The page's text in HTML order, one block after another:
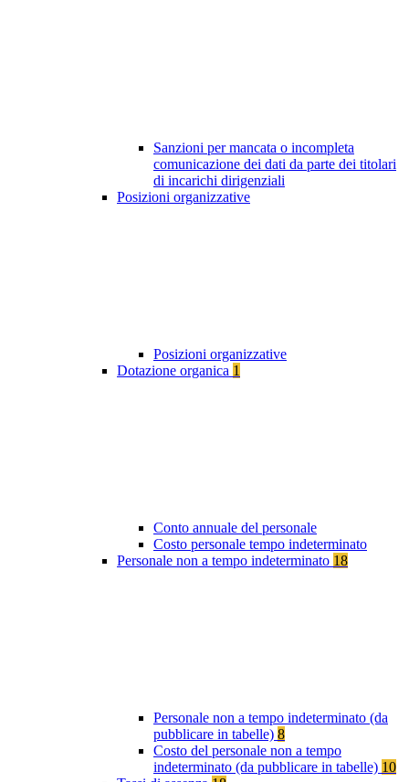
Sanzioni per mancata o incompleta
comunicazione dei dati da parte dei titolari
di incarichi dirigenziali
Posizioni organizzative
Posizioni organizzative
Dotazione organica 1
Conto annuale del personale
Costo personale tempo indeterminato
Personale non a tempo indeterminato 18
Personale non a tempo indeterminato (da
pubblicare in tabelle) 8
Costo del personale non a tempo
indeterminato (da pubblicare in tabelle) 10